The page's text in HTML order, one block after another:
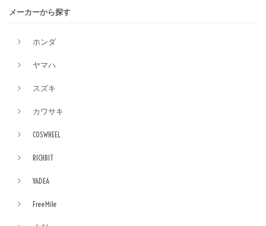
メーカーから探す
ホンダ
ヤマハ
スズキ
カワサキ
COSWHEEL
RICHBIT
YADEA
FreeMile